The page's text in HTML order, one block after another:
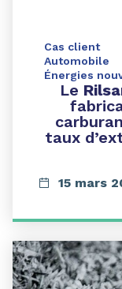
Cas client
Automobile
Énergies
Le
taux
15 mars